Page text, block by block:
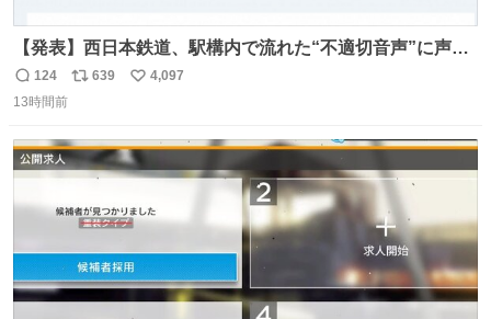
【発表】西日本鉄道、駅構内で流れた“不適切音声”に声明
「被害届も検討」 news.livedoor.com/article/detail… 4日
に西鉄福岡（天神）駅および薬院駅で発生した駅構内放送
送設備に外部から不正に音声が流された可能性も含めて確
認を実施」と説明した。
返
信
124
リ
ト
数
639
い
数
4,097
13時間前